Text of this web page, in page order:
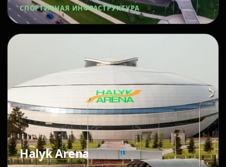
СПОРТИВНАЯ ИНФРАСТРУКТУРА
Halyk Arena